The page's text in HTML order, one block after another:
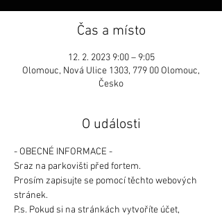
Čas a místo
12. 2. 2023 9:00 – 9:05
Olomouc, Nová Ulice 1303, 779 00 Olomouc,
Česko
O události
- OBECNÉ INFORMACE -
Sraz na parkovišti před fortem.
Prosím zapisujte se pomocí těchto webových
stránek.
P.s. Pokud si na stránkách vytvoříte účet,